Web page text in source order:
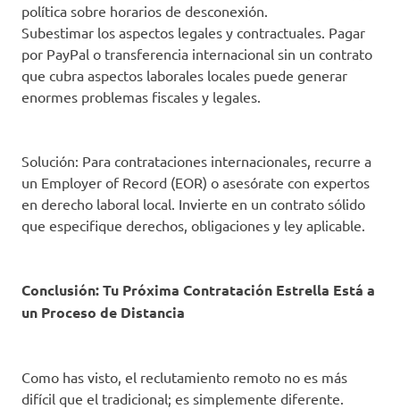
política sobre horarios de desconexión.
Subestimar los aspectos legales y contractuales. Pagar
por PayPal o transferencia internacional sin un contrato
que cubra aspectos laborales locales puede generar
enormes problemas fiscales y legales.
Solución: Para contrataciones internacionales, recurre a
un Employer of Record (EOR) o asesórate con expertos
en derecho laboral local. Invierte en un contrato sólido
que especifique derechos, obligaciones y ley aplicable.
Conclusión: Tu Próxima Contratación Estrella Está a
un Proceso de Distancia
Como has visto, el reclutamiento remoto no es más
difícil que el tradicional; es simplemente diferente.